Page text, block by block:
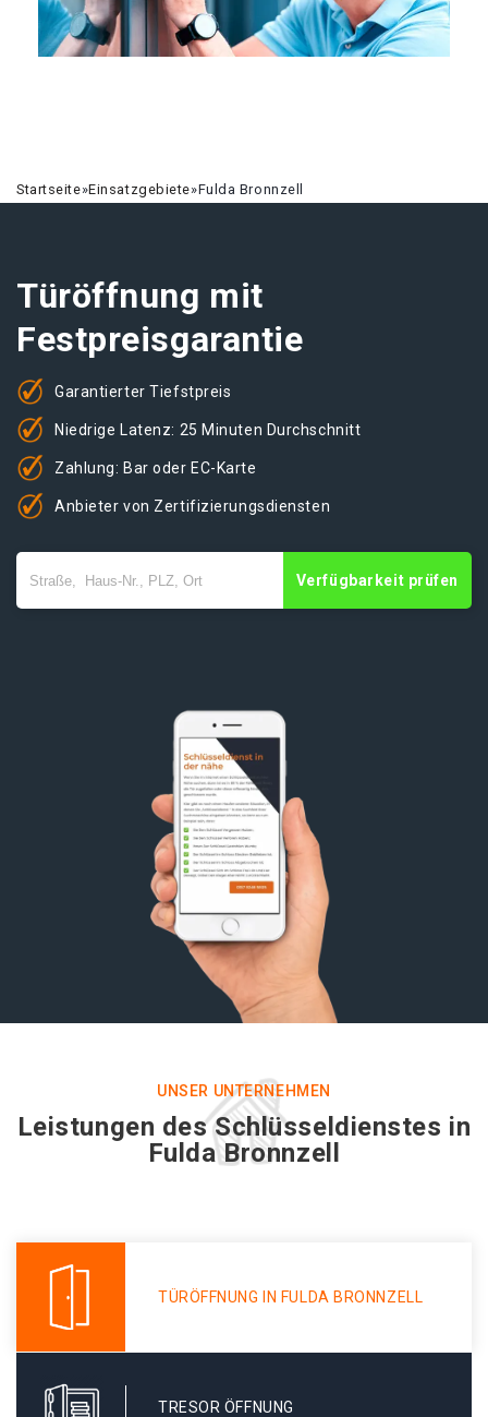
Startseite»Einsatzgebiete»Fulda Bronnzell
Türöffnung mit
Festpreisgarantie
Garantierter Tiefstpreis
Niedrige Latenz: 25 Minuten Durchschnitt
Zahlung: Bar oder EC-Karte
Anbieter von Zertifizierungsdiensten
Verfügbarkeit prüfen
UNSER UNTERNEHMEN
Leistungen des Schlüsseldienstes in
Fulda Bronnzell
TÜRÖFFNUNG IN FULDA BRONNZELL
TRESOR ÖFFNUNG